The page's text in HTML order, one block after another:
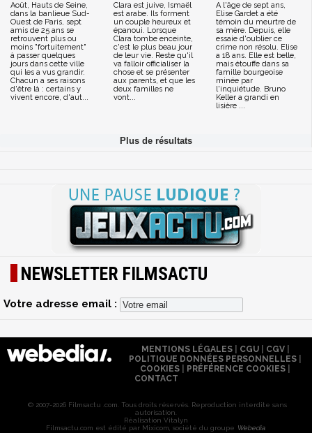
Août, Hauts de Seine,
dans la banlieue Sud-
Ouest de Paris, sept
amis de 25 ans se
retrouvent plus ou
moins "fortuitement"
à passer quelques
jours dans cette ville
qui les a vus grandir.
Chacun a ses raisons
d'être là : certains y
vivent encore, d'aut...
Clara est juive, Ismaël
est arabe. Ils forment
un couple heureux et
épanoui. Lorsque
Clara tombe enceinte,
c'est le plus beau jour
de leur vie. Reste qu'il
va falloir officialiser la
chose et se présenter
aux parents, et que les
deux familles ne
vont...
A l'âge de sept ans,
Elise Gardet a été
témoin du meurtre de
sa mère. Depuis, elle
essaie d'oublier ce
crime non résolu. Elise
a 18 ans. Elle est belle,
mais étouffe dans sa
famille bourgeoise
minée par
l'inquiétude. Bruno
Keller a grandi en
lisière ...
NEWSLETTER FILMSACTU
Votre adresse email :
MENTIONS LÉGALES| CGU| CGV|
POLITIQUE DONNÉES PERSONNELLES
COOKIES
PRÉFÉRENCE COOKIES
CONTACT
© 2007-2026 Filmsactu .com. Tous droits réservés. Reproduction interdite sans
autorisation.
Réalisation Vitalyn
Filmsactu .com est édité par Mixicom, société du groupe Webedia.